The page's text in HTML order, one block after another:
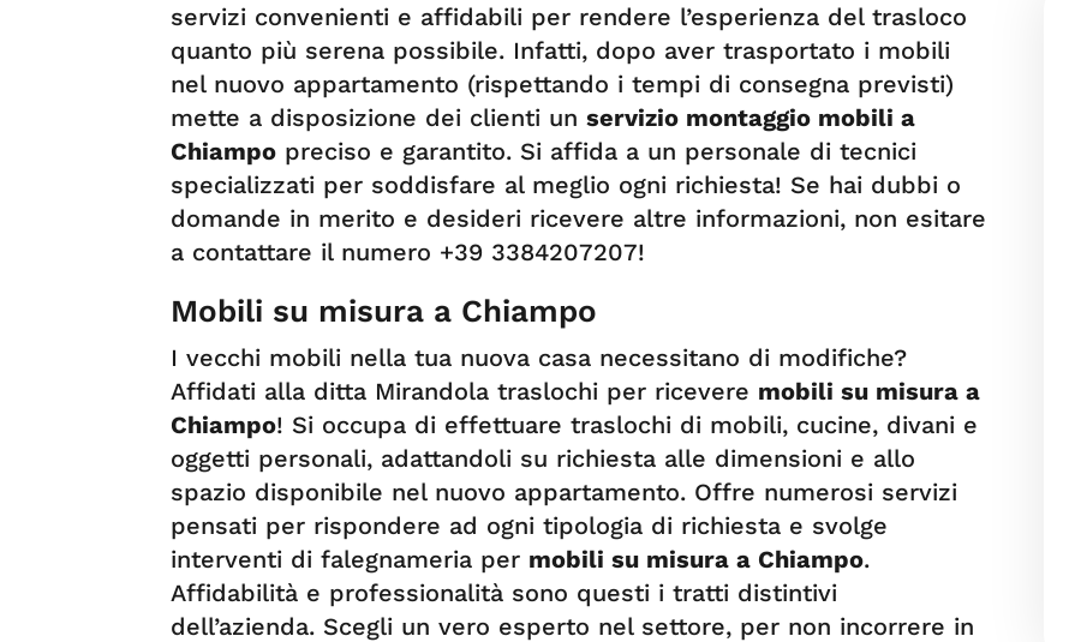
servizi convenienti e affidabili per rendere l’esperienza del trasloco
quanto più serena possibile. Infatti, dopo aver trasportato i mobili
nel nuovo appartamento (rispettando i tempi di consegna previsti)
mette a disposizione dei clienti un servizio montaggio mobili a
Chiampo preciso e garantito. Si affida a un personale di tecnici
specializzati per soddisfare al meglio ogni richiesta! Se hai dubbi o
domande in merito e desideri ricevere altre informazioni, non esitare
a contattare il numero +39 3384207207!
Mobili su misura a Chiampo
I vecchi mobili nella tua nuova casa necessitano di modifiche?
Affidati alla ditta Mirandola traslochi per ricevere mobili su misura a
Chiampo! Si occupa di effettuare traslochi di mobili, cucine, divani e
oggetti personali, adattandoli su richiesta alle dimensioni e allo
spazio disponibile nel nuovo appartamento. Offre numerosi servizi
pensati per rispondere ad ogni tipologia di richiesta e svolge
interventi di falegnameria per mobili su misura a Chiampo.
Affidabilità e professionalità sono questi i tratti distintivi
dell’azienda. Scegli un vero esperto nel settore, per non incorrere in